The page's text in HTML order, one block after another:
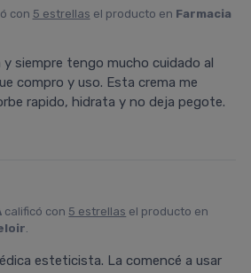
con 5 estrellas el producto en Farmacia
y siempre tengo mucho cuidado al
compro y uso. Esta crema me
rapido, hidrata y no deja pegote.
calificó con 5 estrellas el producto en
.
esteticista. La comencé a usar